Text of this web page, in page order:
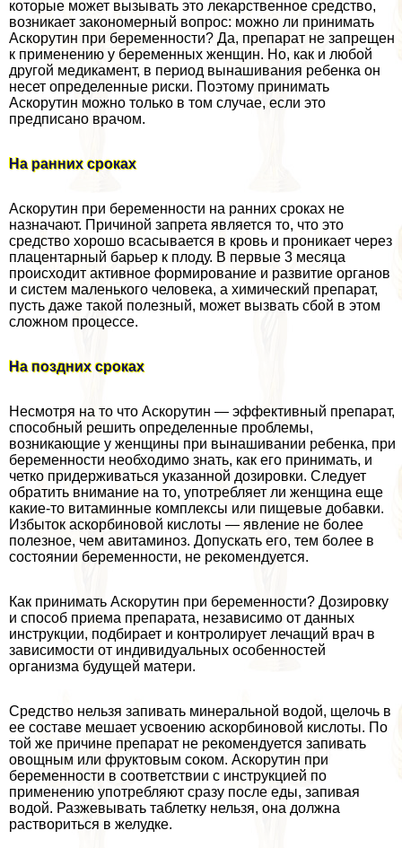
которые может вызывать это лекарственное средство,
возникает закономерный вопрос: можно ли принимать
Аскорутин при беременности? Да, препарат не запрещен
к применению у беременных женщин. Но, как и любой
другой медикамент, в период вынашивания ребенка он
несет определенные риски. Поэтому принимать
Аскорутин можно только в том случае, если это
предписано врачом.
На ранних сроках
Аскорутин при беременности на ранних сроках не
назначают. Причиной запрета является то, что это
средство хорошо всасывается в кровь и проникает через
плацентарный барьер к плоду. В первые 3 месяца
происходит активное формирование и развитие органов
и систем маленького человека, а химический препарат,
пусть даже такой полезный, может вызвать сбой в этом
сложном процессе.
На поздних сроках
Несмотря на то что Аскорутин — эффективный препарат,
способный решить определенные проблемы,
возникающие у женщины при вынашивании ребенка, при
беременности необходимо знать, как его принимать, и
четко придерживаться указанной дозировки. Следует
обратить внимание на то, употрeбляет ли женщина еще
какие-то витаминные комплексы или пищевые добавки.
Избыток аскорбиновой кислоты — явление не более
полезное, чем авитаминоз. Допускать его, тем более в
состоянии беременности, не рекомендуется.
Как принимать Аскорутин при беременности? Дозировку
и способ приема препарата, независимо от данных
инструкции, подбирает и контролирует лечащий врач в
зависимости от индивидуальных особенностей
организма будущей матери.
Средство нельзя запивать минеральной водой, щелочь в
ее составе мешает усвоению аскорбиновой кислоты. По
той же причине препарат не рекомендуется запивать
овощным или фруктовым соком. Аскорутин при
беременности в соответствии с инструкцией по
применению употрeбляют сразу после еды, запивая
водой. Разжевывать таблетку нельзя, она должна
раствориться в желудке.